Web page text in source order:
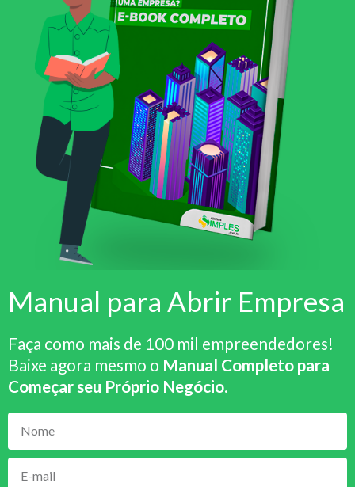
Manual para Abrir Empresa
Faça como mais de 100 mil empreendedores!
Baixe agora mesmo o Manual Completo para
Começar seu Próprio Negócio.